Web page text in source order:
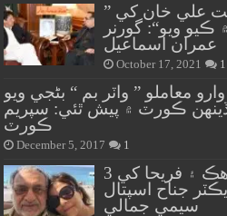
” فرزند ڪراچي لياقت علي خان کي
ويو“: گورنر
عمران اسماعيل
October 17, 2021 1
معاملو ” واٽر بم “ بڻجي ويو
ڏينهن ڪورٽ ۾ پيش ٿئي: سپريم
ڪورٽ
December 5, 2017 1
هزار خان بجاراڻي کي هڪ ۽ فريحا کي 3
جناح اسپتال
سيمي جمالي